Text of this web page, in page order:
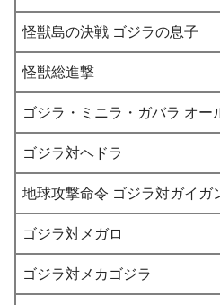
怪獣島の決戦 ゴジラの息子
怪獣総進撃
ゴジラ・ミニラ・ガバラ オー
ゴジラ対ヘドラ
地球攻撃命令 ゴジラ対ガイガ
ゴジラ対メガロ
ゴジラ対メカゴジラ